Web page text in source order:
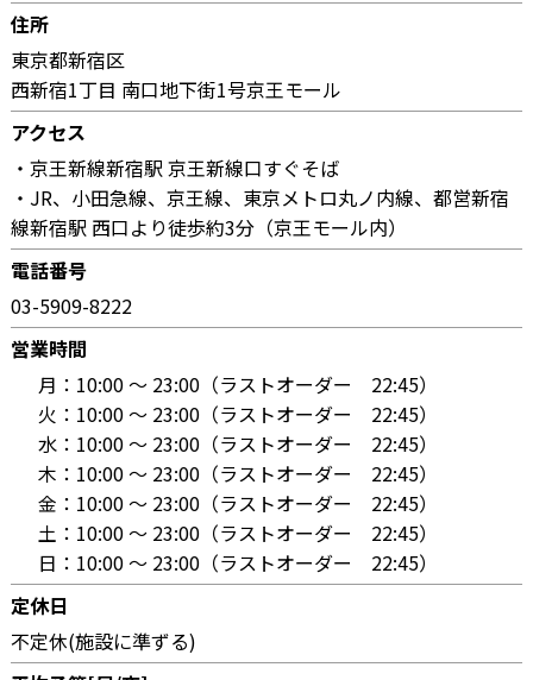
住所
東京都新宿区
西新宿1丁目 南口地下街1号京王モール
アクセス
・京王新線新宿駅 京王新線口すぐそば
・JR、小田急線、京王線、東京メトロ丸ノ内線、都営新宿
線新宿駅 西口より徒歩約3分（京王モール内）
電話番号
03-5909-8222
営業時間
月： 10:00 〜 23:00（ラストオーダー 22:45）
火： 10:00 〜 23:00（ラストオーダー 22:45）
水： 10:00 〜 23:00（ラストオーダー 22:45）
木： 10:00 〜 23:00（ラストオーダー 22:45）
金： 10:00 〜 23:00（ラストオーダー 22:45）
土： 10:00 〜 23:00（ラストオーダー 22:45）
日： 10:00 〜 23:00（ラストオーダー 22:45）
定休日
不定休(施設に準ずる)